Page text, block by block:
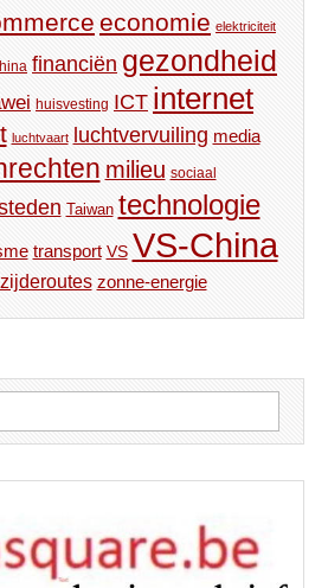
economie elektriciteit
financiën gezondheid
huisvesting ICT internet
luchtvaart luchtvervuiling media
milieu sociaal
Taiwan technologie
transport VS VS-China
zijderoutes zonne-energie